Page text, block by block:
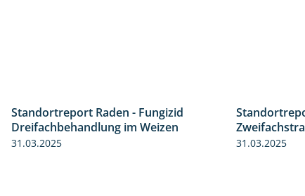
Standortreport Raden - Fungizid
Dreifachbehandlung im Weizen
31.03.2025 31.03.2025